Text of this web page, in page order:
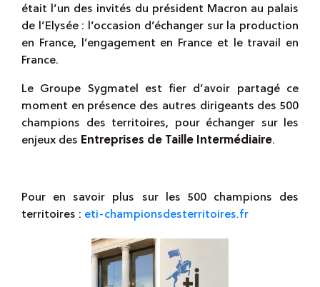
était l’un des invités du président Macron au palais
de l’Elysée : l’occasion d’échanger sur la production
en France, l’engagement en France et le travail en
France.
Le Groupe Sygmatel est fier d’avoir partagé ce
moment en présence des autres dirigeants des 500
champions des territoires, pour échanger sur les
enjeux des Entreprises de Taille Intermédiaire.
Pour en savoir plus sur les 500 champions des
territoires : eti-championsdesterritoires.fr